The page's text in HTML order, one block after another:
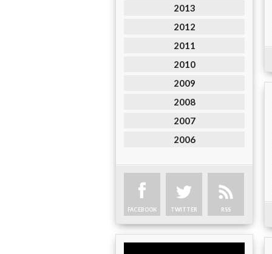
2013
2012
2011
2010
2009
2008
2007
2006
FACEBOOK TWITTER RSS